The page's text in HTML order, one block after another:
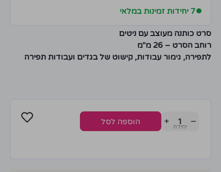
●7 יחידות זמינות במלאי
סרט כותנה מעוצב עם ניטים
רוחב הסרט – 26 מ"מ
לתפירה, גימור עבודות, קישוט של בגדים ועבודות תפירה
−
+ הוספה לסל